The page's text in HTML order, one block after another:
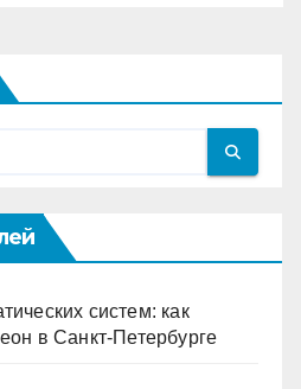
систем: как
в Санкт-Петербурге